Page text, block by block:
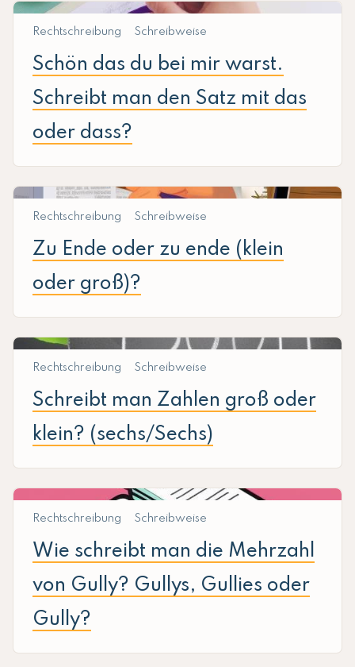
Rechtschreibung Schreibweise
Schön das du bei mir warst.
Schreibt man den Satz mit das
oder dass?
Rechtschreibung Schreibweise
Zu Ende oder zu ende (klein
oder groß)?
Rechtschreibung Schreibweise
Schreibt man Zahlen groß oder
klein? (sechs/Sechs)
Rechtschreibung Schreibweise
Wie schreibt man die Mehrzahl
von Gully? Gullys, Gullies oder
Gully?